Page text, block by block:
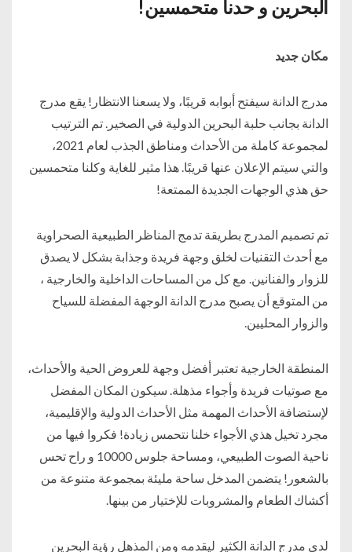
البحرين و حدنا متحمسين!
مكان جديد
مدرج الدانة سيفتح أبوابه قريبًا، ولا يسعنا الانتظار! يقع مدرج
الدانة بجانب حلبة البحرين الدولية في الصخير. تم الترتيب
لمجموعة كاملة من الأحداث ومناطق الجذب لعام 2021،
والتي سيتم الإعلان عنها قريبًا. هذا مثير للغاية وكلنا متحمسين
حق هذي الوجهات الجديدة الممتعة!
تم تصميم المدرج بطريقة تدمج المناظر الطبيعية الصحراوية
مع أحدث التقنيات لخلق وجهة فريدة وجذابة بشكل لا يصدق
للزوار والفنانين. مع كل من المساحات الداخلية والخارجية ،
من المتوقع أن يصبح مدرج الدانة الوجهة المفضلة للسياح
والزوار المحليين.
المنطقة الخارجية تعتبر أفضل وجهة للعروض الحية والأحداث،
مع صوتيات فريدة وأجواء مذهلة. سيكون المكان المفضل
لإستضافة الأحداث المهمة مثل الأحداث الدولية والإقليمية،
مجرد تخيل هذي الأجواء خلنا نتحمس زيادة! فكروا فيها من
ناحية الصوت الطبيعي، ومساحة جلوس 10000 و راح تحس
بالشعور! يتضمن المدخل ساحة مليئة بمجموعة متنوعة من
أكشاك الطعام والمشروبات للإختيار من بينها.
لدى مدرج الدانة الكثير ليقدمه ومن المذهل رؤية البحرين